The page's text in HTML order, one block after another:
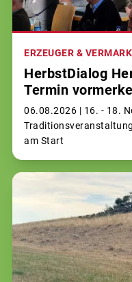
ERZEUGER &
HerbstDialog
Termin
06.08.2026 | 16. - 18.
am Start